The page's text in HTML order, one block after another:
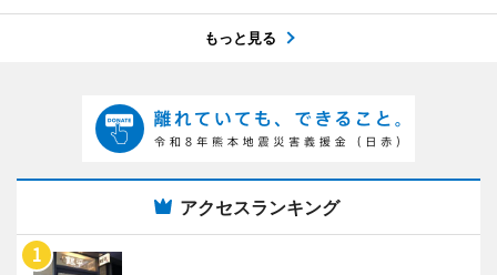
もっと見る
アクセスランキング